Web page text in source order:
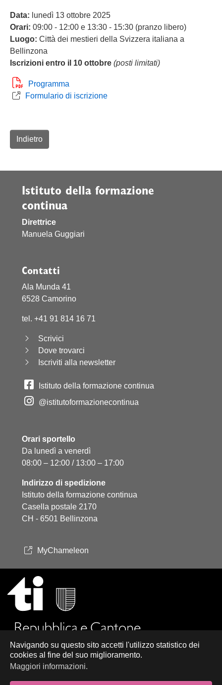
Navigando su questo sito accetti l'utilizzo statistico dei
cookies al fine del suo miglioramento.
Maggiori informazioni.
Data: lunedì 13 ottobre 2025
Orari: 09:00 - 12:00 e 13:30 - 15:30 (pranzo libero)
Luogo: Città dei mestieri della Svizzera italiana a
Bellinzona
Iscrizioni entro il 10 ottobre (posti limitati)
Programma
Formulario di iscrizione
Indietro
Istituto della formazione
continua
Direttrice
Manuela Guggiari
Contatti
Ala Munda 41
6528 Camorino
tel. +41 91 814 16 71
Scrivici
Dove trovarci
Iscriviti alla newsletter
Istituto della formazione continua
@istitutoformazionecontinua
Orari sportello
Da lunedì a venerdì
08:00 – 12:00 / 13:00 – 17:00
Indirizzo di spedizione
Istituto della formazione continua
Casella postale 2170
CH - 6501 Bellinzona
MyChameleon